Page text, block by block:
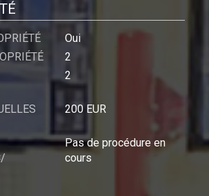
Oui
2
2
200 EUR
Pas de procédure en
cours